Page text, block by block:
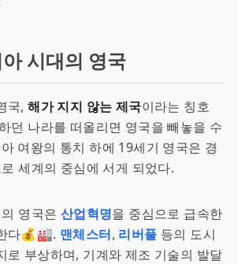
시대의 영국
국,해가 지지 않는 제국이라는 칭호
던 나라를 떠올리면 영국을 빼놓을 수
여왕의 통치 하에 19세기 영국은 경
세계의 중심에 서게 되었다.
영국은 산업혁명을 중심으로 급속한
다💰🏭. 맨체스터, 리버풀 등의 도시
로 부상하며, 기계와 제조 기술의 발달